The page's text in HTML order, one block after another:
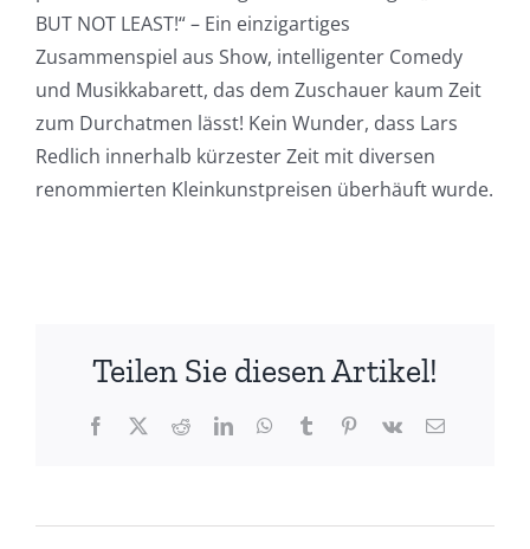
BUT NOT LEAST!“ – Ein einzigartiges
Zusammenspiel aus Show, intelligenter Comedy
und Musikkabarett, das dem Zuschauer kaum Zeit
zum Durchatmen lässt! Kein Wunder, dass Lars
Redlich innerhalb kürzester Zeit mit diversen
renommierten Kleinkunstpreisen überhäuft wurde.
Teilen Sie diesen Artikel!
Facebook
X RedditLinkedInWhatsApp
TumblrPinterest
Vk
E-